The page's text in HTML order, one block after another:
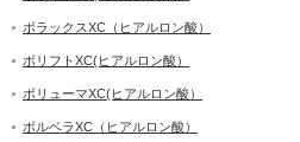
ボラックスXC（ヒアルロン酸）
ボリフトXC(ヒアルロン酸）
ボリューマXC(ヒアルロン酸）
ボルベラXC（ヒアルロン酸）